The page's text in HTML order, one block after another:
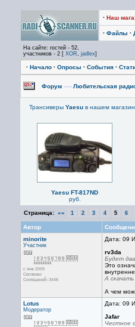
· Наш
· Файлы ·
На сайте: гостей - 52,
участников - 2 [ XOR, jadlex]
· Начало · Опросы · События ·
Форум —› Любительская
Трансиверы Yaesu в нашем
Yaesu FT-817ND
руб.
Страница: «« 1 2 3 4 5 6
Автор
minorite
Участник
с янв 2009
Сколково
Сообщений: 3448
Дата: 09
rv3da
Будет
Это
А
А чем
Lotus
Модератор
Дата: 09
Jafar
Честное